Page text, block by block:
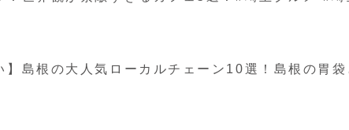
】島根の大人気ローカルチェーン10選！島根の胃